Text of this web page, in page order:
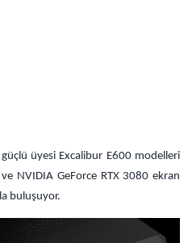
üyesi Excalibur E600 modelleri
NVIDIA GeForce RTX 3080 ekran
buluşuyor.